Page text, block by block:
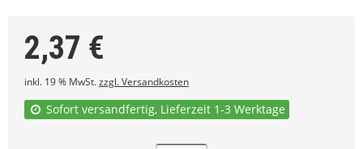
2,37 €
inkl. 19 % MwSt.zzgl. Versandkosten
Sofort versandfertig, Lieferzeit 1-3 Werktage